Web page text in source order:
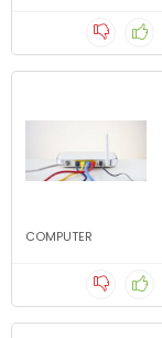
COMPUTER